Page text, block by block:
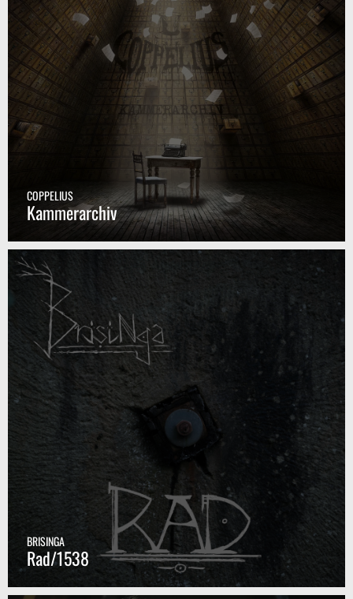
COPPELIUS
Kammerarchiv
BRISINGA
Rad/1538